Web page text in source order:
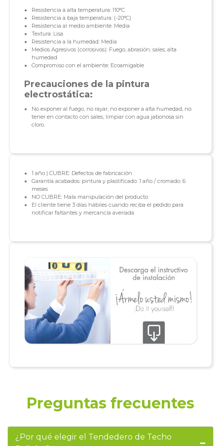
Resistencia a alta temperatura: 110°C
Resistencia a baja temperatura: (-20°C)
Resistencia al medio ambiente: Media
Textura: Lisa
Resistencia a la humedad: Media
Medios Agresivos (corrosivos): Fuego, abrasión, sales, alta
humedad
Compromiso con el ambiente: Ecoamigable
Precauciones de la pintura
electrostática:
No exponer al fuego, no rayar, no exponer a alta humedad, no
tener en contacto con sales, limpiar con agua jabonosa sin
cloro.
1 año | CUBRE: Defectos de fabricación.
Garantía acabados: pintura y plastificado: 1 año / cromado: 6
meses
NO CUBRE: Mala manipulación del producto.
El cliente tiene 3 días hábiles cuando reciba el pedido para
notificar faltantes y mercancía averiada.
Preguntas frecuentes
¿Por qué elegir el Tendedero de Techo